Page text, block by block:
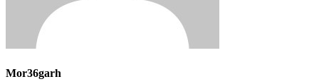
Mor36garh